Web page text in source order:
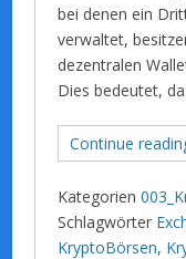
bei denen ein
verwaltet,
dezentralen
Dies bedeutet,
Continue
Kategorien
Schlagwörter
KryptoBörsen,